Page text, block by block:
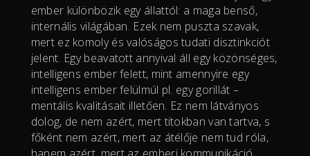
ember különbözik egy állattól: a maga benső,
internális világában. Ezek nem puszta szavak,
mert ez komoly és valóságos tudati disztinkciót
jelent. Egy beavatott annyival áll egy közönséges,
intelligens ember felett, mint amennyire egy
intelligens ember felülmúl pl. egy gorillát –
mentális kvalitásait illetően. Ez nem látványos
dolog, de nem azért, mert titokban van tartva, s
főként nem azért, mert az átélője nem tud róla,